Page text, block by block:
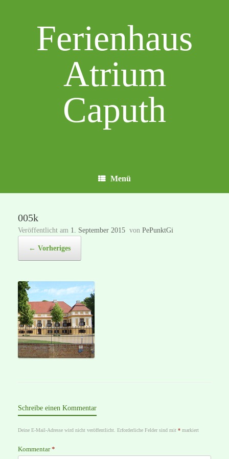
Ferienhaus
Atrium
Caputh
Menü
005k
Veröffentlicht am 1. September 2015 von PePunktGi
← Vorheriges
Schreibe einen Kommentar
Deine E-Mail-Adresse wird nicht veröffentlicht. Erforderliche Felder sind mit * markiert
Kommentar*